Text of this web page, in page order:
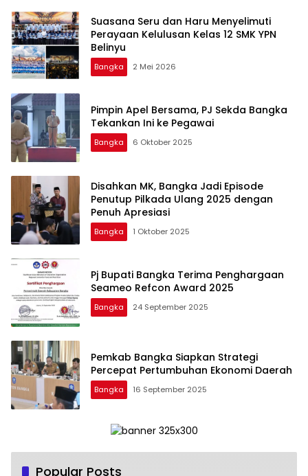
Suasana Seru dan Haru Menyelimuti
Perayaan Kelulusan Kelas 12 SMK YPN
Belinyu
Bangka 2 Mei 2026
Pimpin Apel Bersama, PJ Sekda Bangka
Tekankan Ini ke Pegawai
Bangka 6 Oktober 2025
Disahkan MK, Bangka Jadi Episode
Penutup Pilkada Ulang 2025 dengan
Penuh Apresiasi
Bangka 1 Oktober 2025
Pj Bupati Bangka Terima Penghargaan
Seameo Refcon Award 2025
Bangka 24 September 2025
Pemkab Bangka Siapkan Strategi
Percepat Pertumbuhan Ekonomi Daerah
Bangka 16 September 2025
Popular Posts